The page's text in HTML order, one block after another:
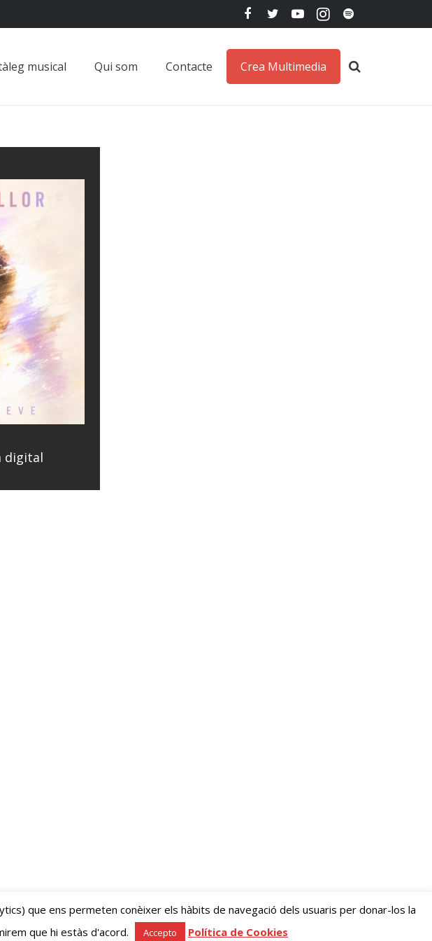
musical Qui som Contacte Crea Multimedia
digital
que ens permeten conèixer els hàbits de navegació dels usuaris per donar-los la
que hi estàs d'acord.
Accepto Política de Cookies